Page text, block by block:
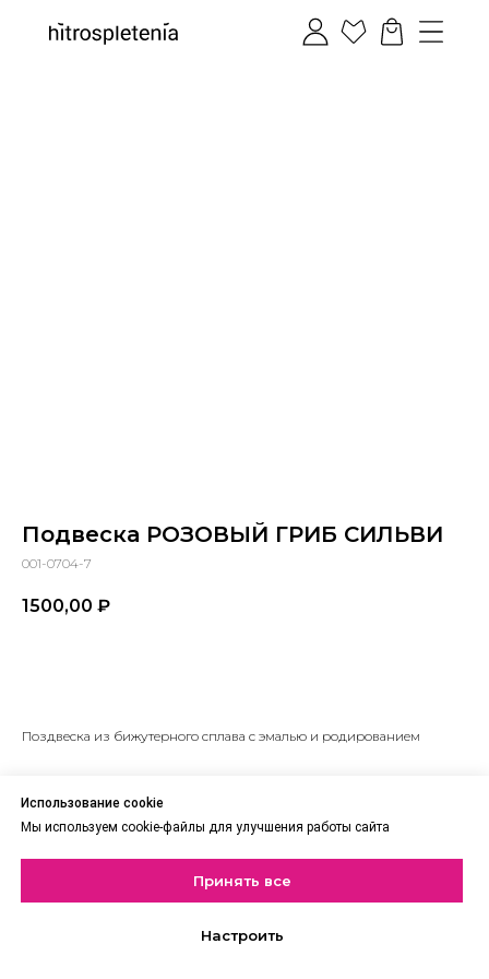
Использование cookie
Мы используем cookie-файлы для улучшения работы сайта
Принять все
Настроить
Подвеска РОЗОВЫЙ ГРИБ СИЛЬВИ
001-0704-7
1500,00 ₽
Поздвеска из бижутерного сплава с эмалью и родированием